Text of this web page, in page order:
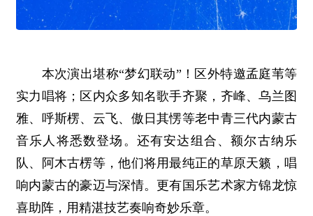
本次演出堪称“梦幻联动”！区外特邀孟庭苇等
实力唱将；区内众多知名歌手齐聚，齐峰、乌兰图
雅、呼斯楞、云飞、傲日其愣等老中青三代内蒙古
音乐人将悉数登场。还有安达组合、额尔古纳乐
队、阿木古楞等，他们将用最纯正的草原天籁，唱
响内蒙古的豪迈与深情。更有国乐艺术家方锦龙惊
喜助阵，用精湛技艺奏响奇妙乐章。